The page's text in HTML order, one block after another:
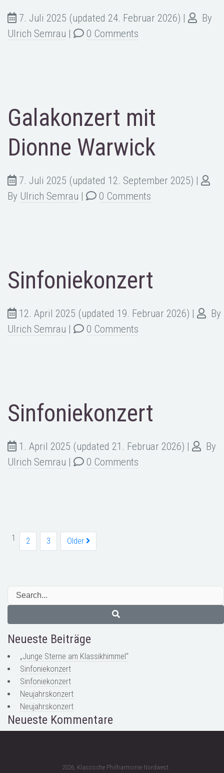
7. Juli 2025 (updated 24. Februar 2026) |
By
Ulrich Semrau | 0 Comments
Galakonzert mit
Dionne Warwick
7. Juli 2025 (updated 12. September 2025) |
By Ulrich Semrau | 0 Comments
Sinfoniekonzert
12. April 2025 (updated 19. Februar 2026) |
By
Ulrich Semrau | 0 Comments
Sinfoniekonzert
1. April 2025 (updated 21. Februar 2026) |
By
Ulrich Semrau | 0 Comments
1 2 3 Older
Neueste Beiträge
„Junge Sterne am Klassikhimmel“
Sinfoniekonzert
Sinfoniekonzert
Neujahrskonzert
Neujahrskonzert
Neueste Kommentare
2026, Klassische Philharmonie Nordwest.